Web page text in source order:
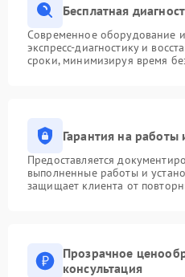
Бесплатная
Современное оборудование
экспресс-диагностику и
сроки, минимизируя время
Гарантия на работы
Предоставляется
выполненные работы и
защищает клиента от
Прозрачное
консультация